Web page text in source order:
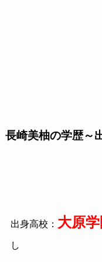
長崎美柚の学歴～
出身高校： 大原
し